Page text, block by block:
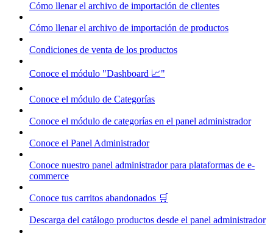
Cómo llenar el archivo de importación de clientes
Cómo llenar el archivo de importación de productos
Condiciones de venta de los productos
Conoce el módulo "Dashboard 📈"
Conoce el módulo de Categorías
Conoce el módulo de categorías en el panel administrador
Conoce el Panel Administrador
Conoce nuestro panel administrador para plataformas de e-
commerce
Conoce tus carritos abandonados 🛒
Descarga del catálogo productos desde el panel administrador